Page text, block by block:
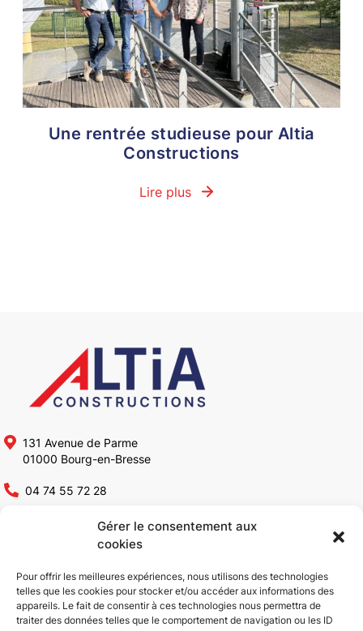
Gérer le consentement aux
cookies
Pour offrir les meilleures expériences, nous utilisons des technologies
telles que les cookies pour stocker et/ou accéder aux informations des
appareils. Le fait de consentir à ces technologies nous permettra de
traiter des données telles que le comportement de navigation ou les ID
Une rentrée studieuse pour Altia
Constructions
Lire plus
131 Avenue de Parme
01000 Bourg-en-Bresse
04 74 55 72 28
Qui sommes-nous ?
Rénovation bâtiments